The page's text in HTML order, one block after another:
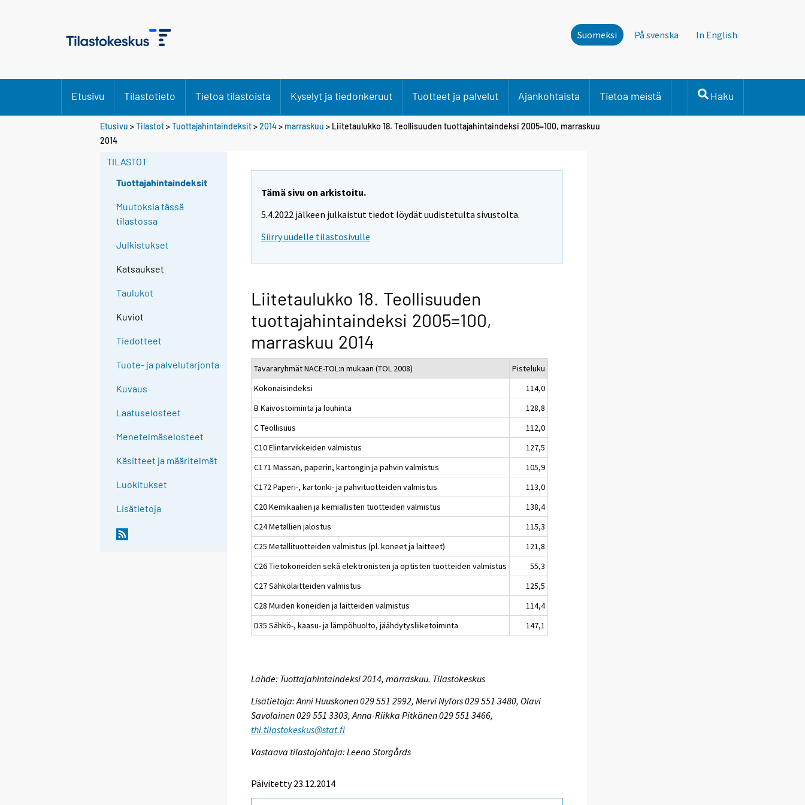
Suomeksi På svenska In English
Etusivu Tilastotieto Tietoa tilastoista Kyselyt ja tiedonkeruut Tuotteet ja palvelut Ajankohtaista Tietoa meistä Haku
Etusivu >Tilastot>Tuottajahintaindeksit>2014> marraskuu > Liitetaulukko 18. Teollisuuden tuottajahintaindeksi 2005=100, marraskuu
2014
TILASTOT
Tuottajahintaindeksit
Muutoksia tässä
tilastossa
Julkistukset
Katsaukset
Taulukot
Kuviot
Tiedotteet
Tuote- ja palvelutarjonta
Kuvaus
Laatuselosteet
Menetelmäselosteet
Käsitteet ja määritelmät
Luokitukset
Lisätietoja
Tämä sivu on arkistoitu.
5.4.2022 jälkeen julkaistut tiedot löydät uudistetulta sivustolta.
Siirry uudelle tilastosivulle
Liitetaulukko 18. Teollisuuden
tuottajahintaindeksi 2005=100,
marraskuu 2014
Tavararyhmät NACE-TOL:n mukaan (TOL 2008)
Pisteluku
Kokonaisindeksi
114,0
B Kaivostoiminta ja louhinta
128,8
C Teollisuus
112,0
C10 Elintarvikkeiden valmistus
127,5
C171 Massan, paperin, kartongin ja pahvin valmistus
105,9
C172 Paperi-, kartonki- ja pahvituotteiden valmistus
113,0
C20 Kemikaalien ja kemiallisten tuotteiden valmistus
138,4
C24 Metallien jalostus
115,3
C25 Metallituotteiden valmistus (pl. koneet ja laitteet)
121,8
C26 Tietokoneiden sekä elektronisten ja optisten tuotteiden valmistus
55,3
C27 Sähkölaitteiden valmistus
125,5
C28 Muiden koneiden ja laitteiden valmistus
114,4
D35 Sähkö-, kaasu- ja lämpöhuolto, jäähdytysliiketoiminta
147,1
Lähde: Tuottajahintaindeksi 2014, marraskuu. Tilastokeskus
Lisätietoja: Anni Huuskonen 029 551 2992, Mervi Nyfors 029 551 3480, Olavi
Savolainen 029 551 3303, Anna-Riikka Pitkänen 029 551 3466,
thi.tilastokeskus@stat.fi
Vastaava tilastojohtaja: Leena Storgårds
Päivitetty 23.12.2014